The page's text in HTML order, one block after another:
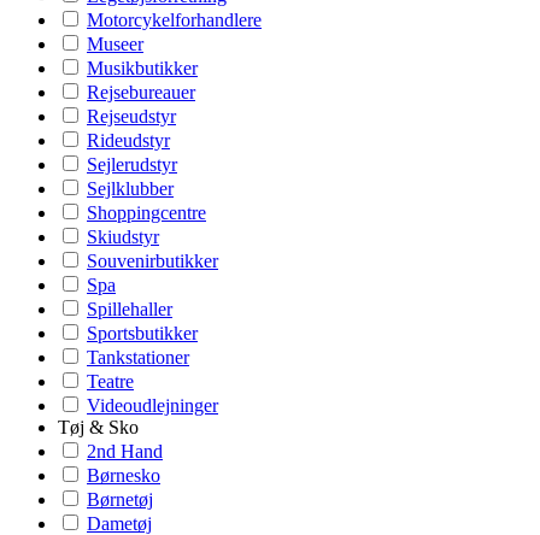
Motorcykelforhandlere
Museer
Musikbutikker
Rejsebureauer
Rejseudstyr
Rideudstyr
Sejlerudstyr
Sejlklubber
Shoppingcentre
Skiudstyr
Souvenirbutikker
Spa
Spillehaller
Sportsbutikker
Tankstationer
Teatre
Videoudlejninger
Tøj & Sko
2nd Hand
Børnesko
Børnetøj
Dametøj